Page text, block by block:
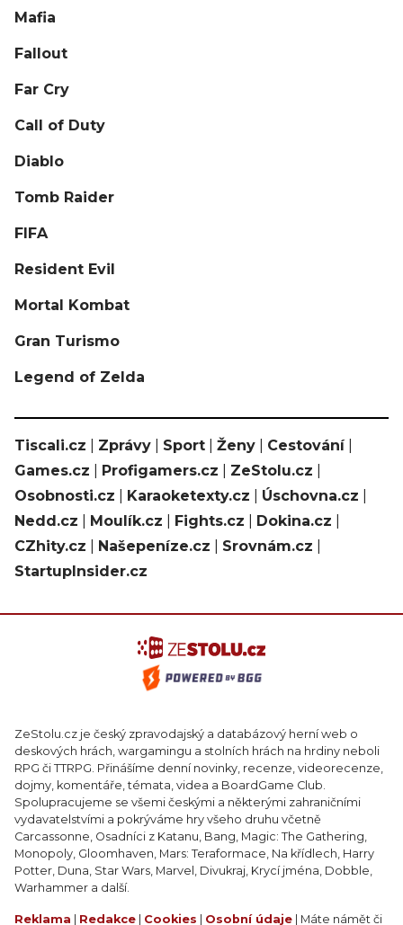
Mafia
Fallout
Far Cry
Call of Duty
Diablo
Tomb Raider
FIFA
Resident Evil
Mortal Kombat
Gran Turismo
Legend of Zelda
Tiscali.cz Zprávy Sport Ženy Cestování|
Games.cz
Profigamers.cz ZeStolu.cz
Osobnosti.cz
Karaoketexty.cz Úschovna.cz
Nedd.cz
Moulík.cz Fights.cz Dokina.cz
CZhity.cz
Našepeníze.cz Srovnám.cz
StartupInsider.cz
ZeStolu.cz je český zpravodajský a databázový herní web o
deskových hrách, wargamingu a stolních hrách na hrdiny neboli
RPG či TTRPG. Přinášíme denní novinky, recenze, videorecenze,
dojmy, komentáře, témata, videa a BoardGame Club.
Spolupracujeme se všemi českými a některými zahraničními
vydavatelstvími a pokrýváme hry všeho druhu včetně
Carcassonne, Osadníci z Katanu, Bang, Magic: The Gathering,
Monopoly, Gloomhaven, Mars: Teraformace, Na křídlech, Harry
Potter, Duna, Star Wars, Marvel, Divukraj, Krycí jména, Dobble,
Warhammer a další.
Reklama Redakce Cookies Osobní údaje | Máte námět či